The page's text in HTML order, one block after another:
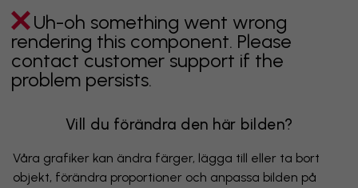
Uh-oh something went wrong
rendering this component. Please
contact customer support if the
problem persists.
Vill du förändra den här bilden?
Våra grafiker kan ändra färger, lägga till eller ta bort
objekt, förändra proportioner och anpassa bilden på